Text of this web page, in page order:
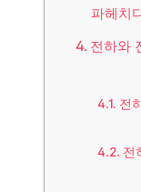
파헤치
전하와
전
전